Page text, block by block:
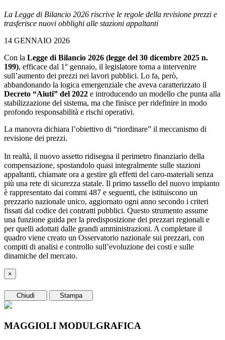
La Legge di Bilancio 2026 riscrive le regole della revisione prezzi e
trasferisce nuovi obblighi alle stazioni appaltanti
14 GENNAIO 2026
Con la Legge di Bilancio 2026 (legge del 30 dicembre 2025 n.
199), efficace dal 1° gennaio, il legislatore torna a intervenire
sull’aumento dei prezzi nei lavori pubblici. Lo fa, però,
abbandonando la logica emergenziale che aveva caratterizzato il
Decreto “Aiuti” del 2022 e introducendo un modello che punta alla
stabilizzazione del sistema, ma che finisce per ridefinire in modo
profondo responsabilità e rischi operativi.
La manovra dichiara l’obiettivo di “riordinare” il meccanismo di
revisione dei prezzi.
In realtà, il nuovo assetto ridisegna il perimetro finanziario della
compensazione, spostandolo quasi integralmente sulle stazioni
appaltanti, chiamate ora a gestire gli effetti del caro-materiali senza
più una rete di sicurezza statale. Il primo tassello del nuovo impianto
è rappresentato dai commi 487 e seguenti, che istituiscono un
prezzario nazionale unico, aggiornato ogni anno secondo i criteri
fissati dal codice dei contratti pubblici. Questo strumento assume
una funzione guida per la predisposizione dei prezzari regionali e
per quelli adottati dalle grandi amministrazioni. A completare il
quadro viene creato un Osservatorio nazionale sui prezzari, con
compiti di analisi e controllo sull’evoluzione dei costi e sulle
dinamiche del mercato.
×
Chiudi Stampa
MAGGIOLI MODULGRAFICA